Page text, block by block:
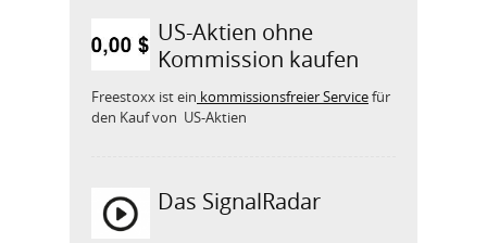
US-Aktien ohne
Kommission kaufen
Freestoxx ist ein kommissionsfreier Servicefür
den Kauf von US-Aktien
Das SignalRadar